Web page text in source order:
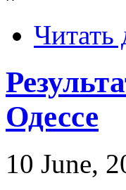
Читать
Одессе
10 June,